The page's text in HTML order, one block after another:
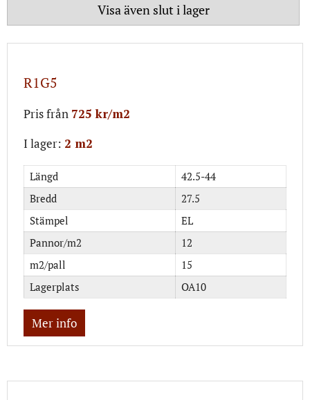
Visa även slut i lager
R1G5
Pris från 725 kr/m2
I lager: 2 m2
Längd
42.5-44
Bredd
27.5
Stämpel
EL
Pannor/m2
12
m2/pall
15
Lagerplats
OA10
Mer info